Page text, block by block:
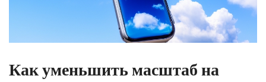
Как уменьшить масштаб на